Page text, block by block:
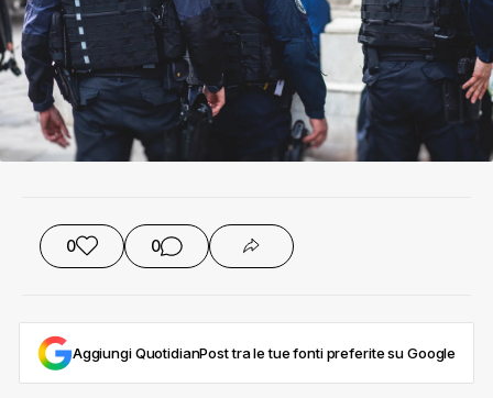
0 0
Aggiungi QuotidianPost tra le tue fonti preferite su Google